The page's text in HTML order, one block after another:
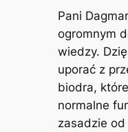
Pani
ogromnym
wiedzy.
uporać z
biodra,
normalne
zasadzie od